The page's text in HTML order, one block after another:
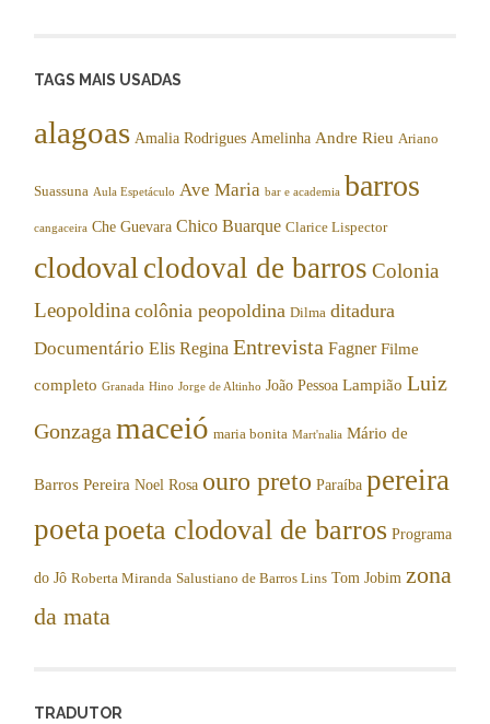
TAGS MAIS USADAS
alagoas Amalia Rodrigues Amelinha Andre Rieu Ariano
Suassuna Aula Espetáculo Ave Maria bar e academia barros
cangaceira Che Guevara Chico Buarque Clarice Lispector
clodoval clodoval de barros Colonia
Leopoldina colônia peopoldina Dilma ditadura
Documentário Elis Regina Entrevista Fagner Filme
completo Granada Hino Jorge de Altinho João Pessoa Lampião Luiz
Gonzaga maceió maria bonita Mart'nalia Mário de
Barros Pereira Noel Rosa ouro preto Paraíba pereira
poetapoeta clodoval de barros Programa
do Jô Roberta Miranda Salustiano de Barros Lins Tom Jobim zona
da mata
TRADUTOR